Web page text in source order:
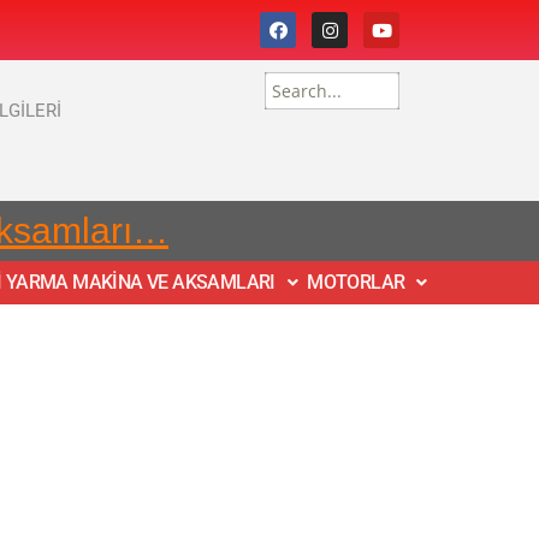
YARMA MAKİNA VE AKSAMLARI MOTORLAR